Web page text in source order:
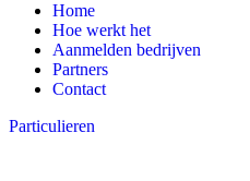
Home
Hoe werkt het
Aanmelden bedrijven
Partners
Contact
Particulieren